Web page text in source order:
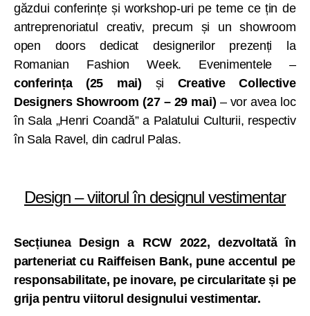
găzdui conferințe și workshop-uri pe teme ce țin de
antreprenoriatul creativ, precum și un showroom
open doors dedicat designerilor prezenți la
Romanian Fashion Week. Evenimentele –
conferința (25 mai) și Creative Collective
Designers Showroom (27 – 29 mai) – vor avea loc
în Sala „Henri Coandă” a Palatului Culturii, respectiv
în Sala Ravel, din cadrul Palas.
Design – viitorul în designul vestimentar
Secțiunea Design a RCW 2022, dezvoltată în
parteneriat cu Raiffeisen Bank, pune accentul pe
responsabilitate, pe inovare, pe circularitate și pe
grija pentru viitorul designului vestimentar.